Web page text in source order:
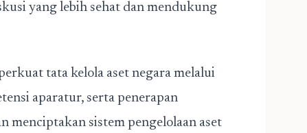
yang lebih sehat dan mendukung
tata kelola aset negara melalui
aparatur, serta penerapan
menciptakan sistem pengelolaan aset